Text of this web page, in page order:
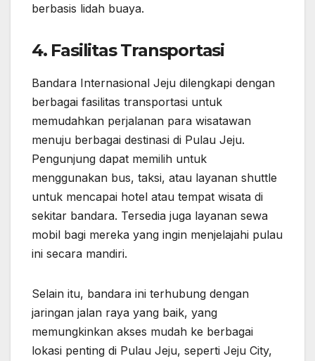
berbasis lidah buaya.
4. Fasilitas Transportasi
Bandara Internasional Jeju dilengkapi dengan
berbagai fasilitas transportasi untuk
memudahkan perjalanan para wisatawan
menuju berbagai destinasi di Pulau Jeju.
Pengunjung dapat memilih untuk
menggunakan bus, taksi, atau layanan shuttle
untuk mencapai hotel atau tempat wisata di
sekitar bandara. Tersedia juga layanan sewa
mobil bagi mereka yang ingin menjelajahi pulau
ini secara mandiri.
Selain itu, bandara ini terhubung dengan
jaringan jalan raya yang baik, yang
memungkinkan akses mudah ke berbagai
lokasi penting di Pulau Jeju, seperti Jeju City,